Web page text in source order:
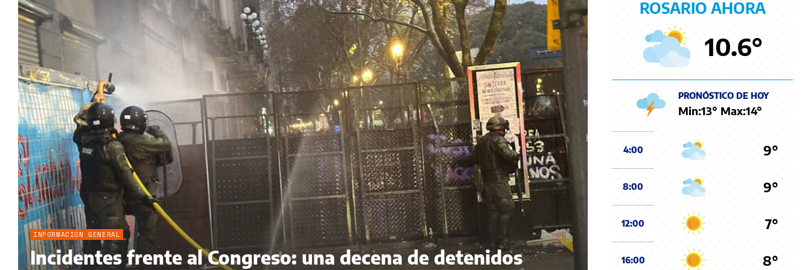
INFORMACIÓN GENERAL
Incidentes frente al Congreso: una decena de detenidos
ROSARIO AHORA
10.6°
PRONÓSTICO DE HOY
Min:13° Max:14°
4:00 9°
8:00 9°
12:00 7°
16:00 8°